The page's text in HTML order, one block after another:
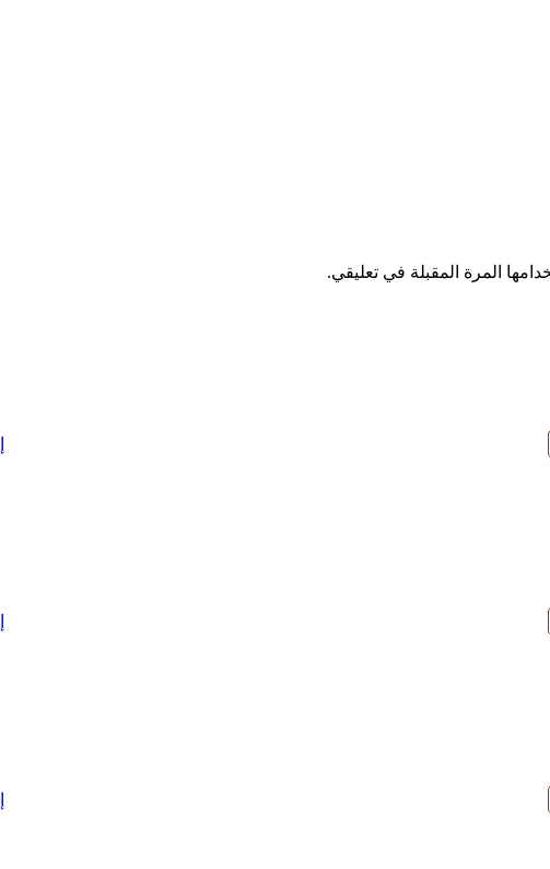
المرة المقبلة في تعليقي.